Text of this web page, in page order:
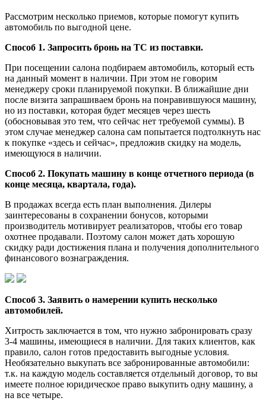
Рассмотрим несколько приемов, которые помогут купить
автомобиль по выгодной цене.
Способ 1. Запросить бронь на ТС из поставки.
При посещении салона подбираем автомобиль, который есть
на данный момент в наличии. При этом не говорим
менеджеру сроки планируемой покупки. В ближайшие дни
после визита запрашиваем бронь на понравившуюся машину,
но из поставки, которая будет месяцев через шесть
(обосновывая это тем, что сейчас нет требуемой суммы). В
этом случае менеджер салона сам попытается подтолкнуть нас
к покупке «здесь и сейчас», предложив скидку на модель,
имеющуюся в наличии.
Способ 2. Покупать машину в конце отчетного периода (в
конце месяца, квартала, года).
В продажах всегда есть план выполнения. Дилеры
заинтересованы в сохранении бонусов, которыми
производитель мотивирует реализаторов, чтобы его товар
охотнее продавали. Поэтому салон может дать хорошую
скидку ради достижения плана и получения дополнительного
финансового вознаграждения.
Способ 3. Заявить о намерении купить несколько
автомобилей.
Хитрость заключается в том, что нужно забронировать сразу
3-4 машины, имеющиеся в наличии. Для таких клиентов, как
правило, салон готов предоставить выгодные условия.
Необязательно выкупать все забронированные автомобили:
т.к. на каждую модель составляется отдельный договор, то вы
имеете полное юридическое право выкупить одну машину, а
на все четыре.